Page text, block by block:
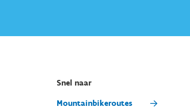
Snel naar
Mountainbikeroutes